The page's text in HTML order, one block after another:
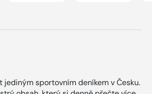
jediným sportovním deníkem v Česku.